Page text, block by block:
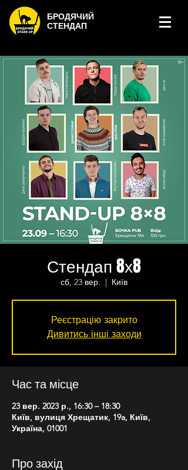
БРОДЯЧИЙ
СТЕНДАП
Стендап 8х8
сб, 23 вер.
  |
Київ
Реєстрацію закрито
Дивитись інші заходи
Час та місце
23 вер. 2023 р., 16:30 – 18:30
Київ, вулиця Хрещатик, 19a, Київ,
Україна, 01001
Про захід